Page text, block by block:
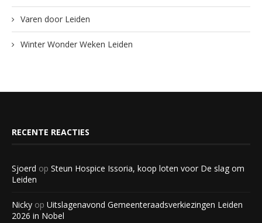
Varen door Leiden
Winter Wonder Weken Leiden
RECENTE REACTIES
Sjoerd op Steun Hospice Issoria, koop loten voor De slag om
Leiden
Nicky op Uitslagenavond Gemeenteraadsverkiezingen Leiden
2026 in Nobel